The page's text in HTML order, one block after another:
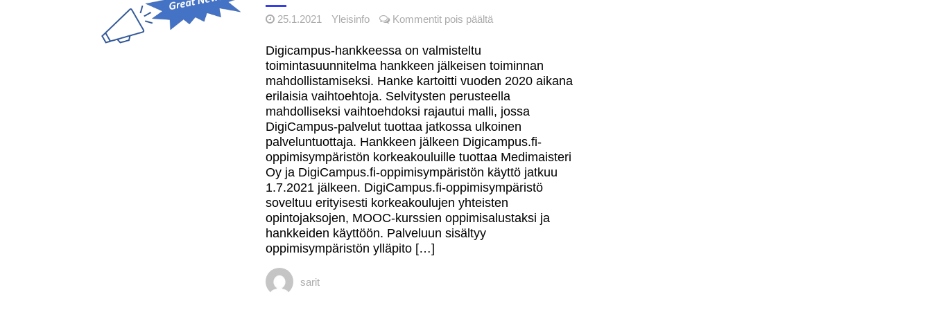
Digitaalinen saavutettavuus
DigiCampus.fi 1.7.2021 lähtien
25.1.2021 Yleisinfo Kommentit pois päältä
oppimisympäristön
jatko
on
varmistunut
Digicampus-hankkeessa on valmisteltu
toimintasuunnitelma hankkeen jälkeisen toiminnan
mahdollistamiseksi. Hanke kartoitti vuoden 2020 aikana
erilaisia vaihtoehtoja. Selvitysten perusteella
mahdolliseksi vaihtoehdoksi rajautui malli, jossa
DigiCampus-palvelut tuottaa jatkossa ulkoinen
palveluntuottaja. Hankkeen jälkeen Digicampus.fi-
oppimisympäristön korkeakouluille tuottaa Medimaisteri
Oy ja DigiCampus.fi-oppimisympäristön käyttö jatkuu
1.7.2021 jälkeen. DigiCampus.fi-oppimisympäristö
soveltuu erityisesti korkeakoulujen yhteisten
opintojaksojen, MOOC-kurssien oppimisalustaksi ja
hankkeiden käyttöön. Palveluun sisältyy
oppimisympäristön ylläpito […]
sarit